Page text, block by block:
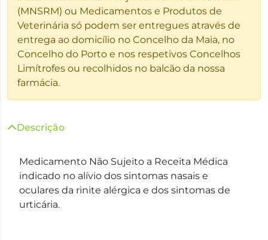
(MNSRM) ou Medicamentos e Produtos de
Veterinária só podem ser entregues através de
entrega ao domicílio no Concelho da Maia, no
Concelho do Porto e nos respetivos Concelhos
Limítrofes ou recolhidos no balcão da nossa
farmácia.
Descrição
Medicamento Não Sujeito a Receita Médica
indicado no alívio dos sintomas nasais e
oculares da rinite alérgica e dos sintomas de
urticária.